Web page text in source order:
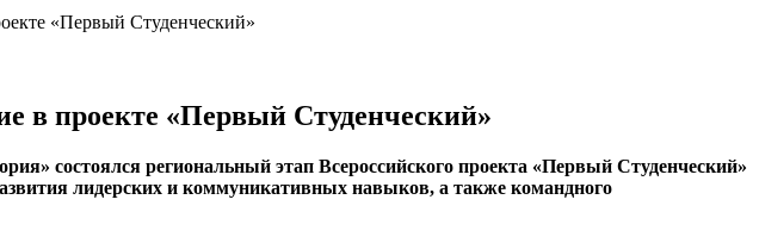
«Первый Студенческий»
в проекте «Первый Студенческий»
состоялся региональный этап Всероссийского проекта «Первый Студенческий»
лидерских и коммуникативных навыков, а также командного